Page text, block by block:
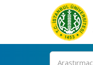
Ara